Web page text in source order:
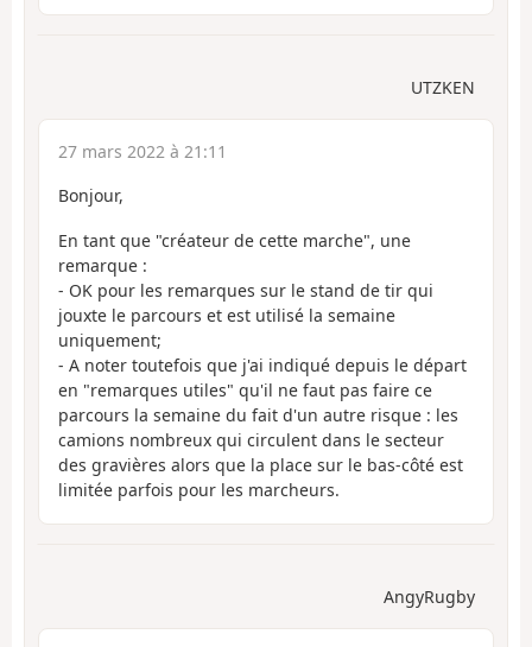
UTZKEN
27 mars 2022 à 21:11
Bonjour,
En tant que "créateur de cette marche", une
remarque :
- OK pour les remarques sur le stand de tir qui
jouxte le parcours et est utilisé la semaine
uniquement;
- A noter toutefois que j'ai indiqué depuis le départ
en "remarques utiles" qu'il ne faut pas faire ce
parcours la semaine du fait d'un autre risque : les
camions nombreux qui circulent dans le secteur
des gravières alors que la place sur le bas-côté est
limitée parfois pour les marcheurs.
AngyRugby